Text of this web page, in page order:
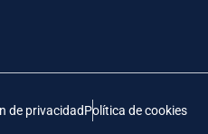
de privacidadPolítica de cookies